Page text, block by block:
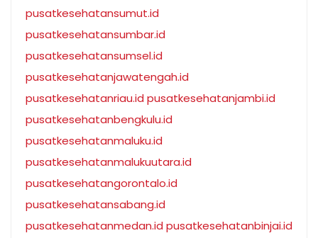
pusatkesehatansumut.id
pusatkesehatansumbar.id
pusatkesehatansumsel.id
pusatkesehatanjawatengah.id
pusatkesehatanriau.id pusatkesehatanjambi.id
pusatkesehatanbengkulu.id
pusatkesehatanmaluku.id
pusatkesehatanmalukuutara.id
pusatkesehatangorontalo.id
pusatkesehatansabang.id
pusatkesehatanmedan.id pusatkesehatanbinjai.id